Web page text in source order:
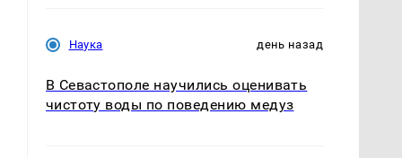
Наука день назад
В Севастополе научились оценивать
чистоту воды по поведению медуз